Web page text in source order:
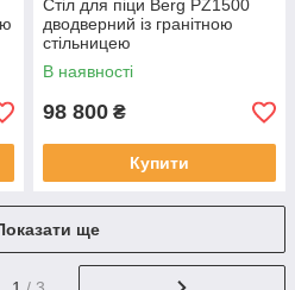
Стіл для піци Berg PZ1500
дводверний із гранітною
стільницею
В наявності
98 800 ₴
Купити
ще